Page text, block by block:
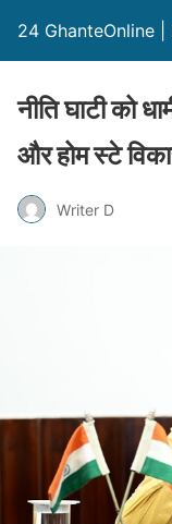
24 GhanteOnline |
नीति घाटी को
और होम स्टे
Writer D